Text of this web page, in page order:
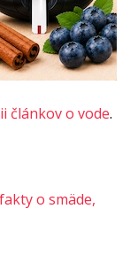
článkov o vode.
o smäde,